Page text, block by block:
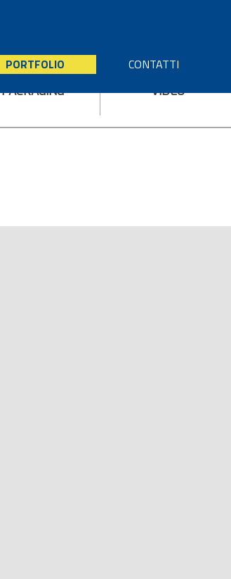
PORTFOLIO CONTATTI
PACKAGING VIDEO